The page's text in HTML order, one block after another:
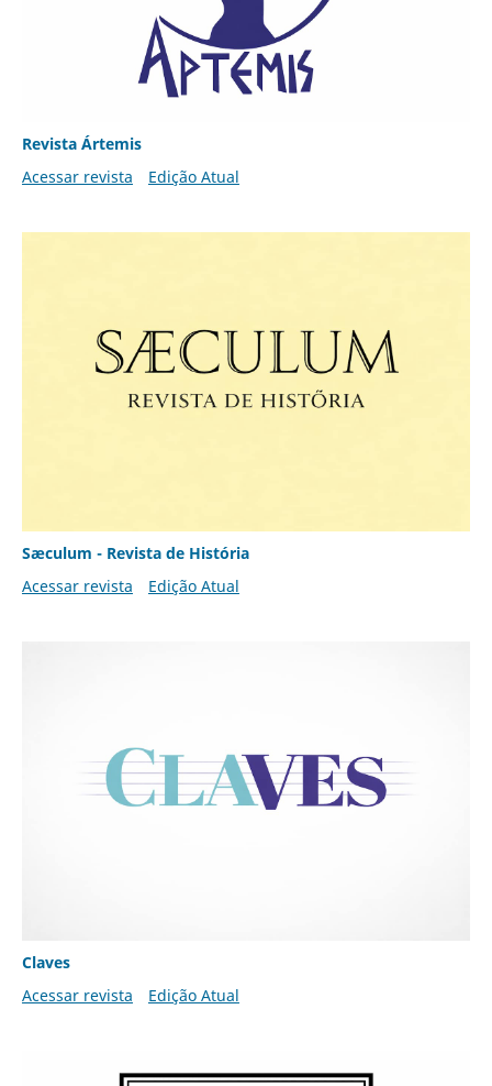
Revista Ártemis
Acessar revista
Edição Atual
Sæculum - Revista de História
Acessar revista
Edição Atual
Claves
Acessar revista
Edição Atual